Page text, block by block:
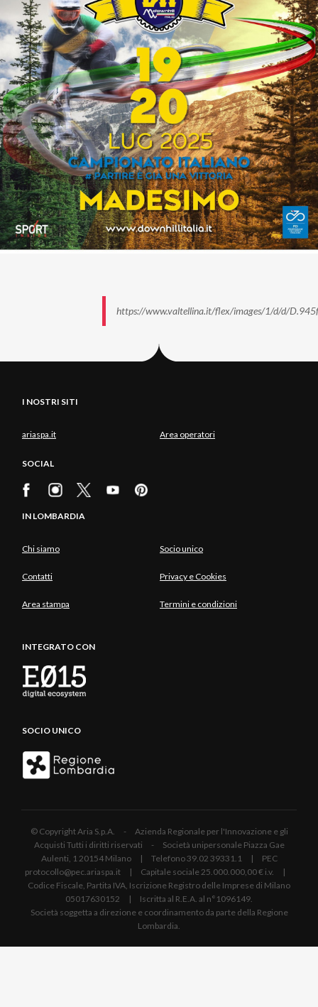
https://www.valtellina.it/flex/images/1/d/d/
I NOSTRI SITI
ariaspa.it Area operatori
SOCIAL
IN LOMBARDIA
Chi siamo Socio unico
Contatti Privacy e Cookies
Area stampa Termini e condizioni
INTEGRATO CON
SOCIO UNICO
© Copyright Aria S.p.A. - Azienda Regionale per l'Innovazione e gli
Acquisti Tutti i diritti riservati - Società unipersonale Piazza Gae
Aulenti, 1 20154 Milano | Telefono 39.02 39331.1 | PEC
protocollo@pec.ariaspa.it | Capitale sociale 25.000.000,00 € i.v. |
Codice Fiscale, Partita IVA, Iscrizione Registro delle Imprese di Milano
05017630152 | Iscritta al R.E.A. al n°1096149.
Società soggetta a direzione e coordinamento da parte della Regione
Lombardia.